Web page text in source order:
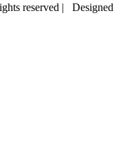
reserved | Designed